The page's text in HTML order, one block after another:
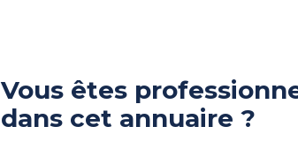
Vous êtes
dans cet annuaire ?